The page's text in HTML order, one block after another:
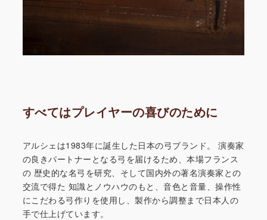
すべてはプレイヤーの喜びのために
アルシェは1983年に誕生した日本の弓ブランド。
演奏家
の良きパートナーとなる弓を届けるため、本場フランス
の 歴史的な名弓を研究、そして国内外の著名演奏家との
交流で得た 知識とノウハウのもと、音色と音量、操作性
にこだわる弓作りを使用し、製作から調整まで日本人の
手で仕上げています。